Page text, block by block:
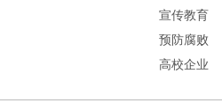
宣传教育
预防腐败
高校企业